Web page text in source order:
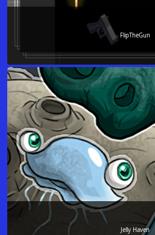
FlipTheGun
Jelly Haven